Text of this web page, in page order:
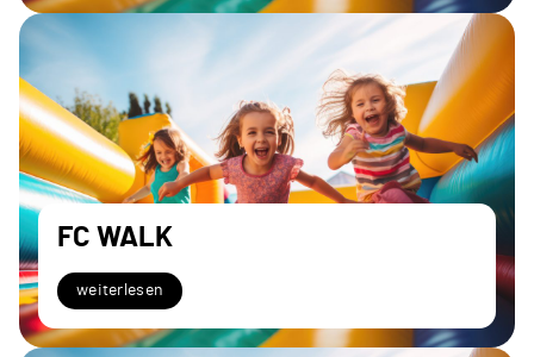
FC WALK
weiterlesen